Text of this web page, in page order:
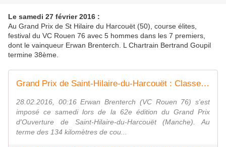
Le samedi 27 février 2016 :
Au Grand Prix de St Hilaire du Harcouët (50), course élites,
festival du VC Rouen 76 avec 5 hommes dans les 7 premiers,
dont le vainqueur Erwan Brenterch. L Chartrain Bertrand Goupil
termine 38ème.
Grand Prix de Saint-Hilaire-du-Harcouët : Classement
28.02.2016, 00:16 Erwan Brenterch (VC Rouen 76) s'est
imposé ce samedi lors de la 62e édition du Grand Prix
d'Ouverture de Saint-Hilaire-du-Harcouët (Manche). Au
terme des 134 kilomètres de cou...